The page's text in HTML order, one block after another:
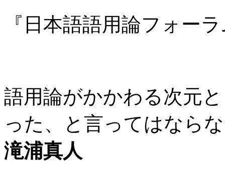
『日本語語用論フォー
語用論がかかわる次元
った、と言ってはなら
滝浦真人